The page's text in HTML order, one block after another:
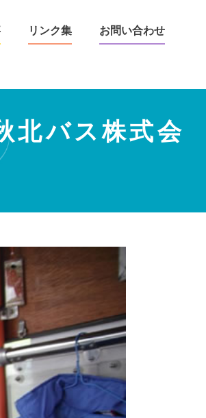
リンク集 お問い合わせ
北バス株式会